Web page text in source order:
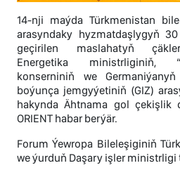
14-nji maýda Türkmenistan
arasyndaky hyzmatdaşlygyň
geçirilen maslahatyň
Energetika ministrliginiň,
konserniniň we
boýunça jemgyýetiniň (GIZ)
hakynda Ähtnama gol çekişlik
ORIENT habar berýär.
Forum Ýewropa Bileleşiginiň
we ýurduň Daşary işler ministrligi